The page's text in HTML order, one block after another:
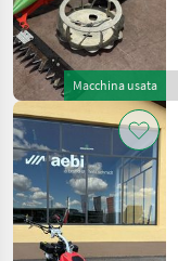
Macchina usata